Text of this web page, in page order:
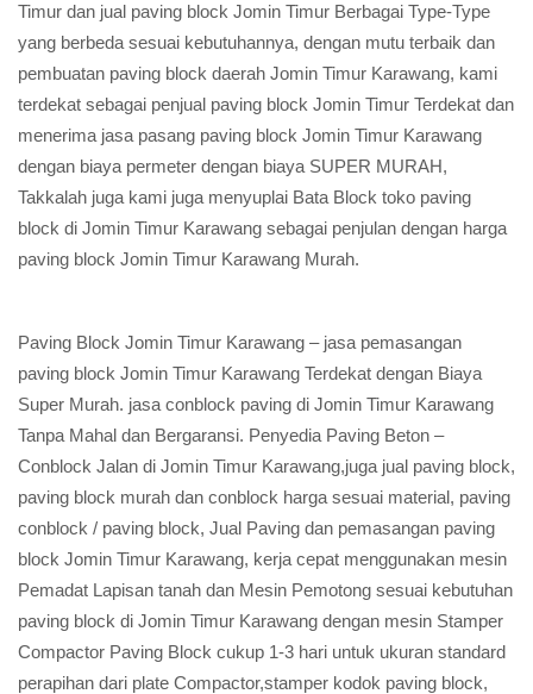
Timur dan jual paving block Jomin Timur Berbagai Type-Type
yang berbeda sesuai kebutuhannya, dengan mutu terbaik dan
pembuatan paving block daerah Jomin Timur Karawang, kami
terdekat sebagai penjual paving block Jomin Timur Terdekat dan
menerima jasa pasang paving block Jomin Timur Karawang
dengan biaya permeter dengan biaya SUPER MURAH,
Takkalah juga kami juga menyuplai Bata Block toko paving
block di Jomin Timur Karawang sebagai penjulan dengan harga
paving block Jomin Timur Karawang Murah.
Paving Block Jomin Timur Karawang – jasa pemasangan
paving block Jomin Timur Karawang Terdekat dengan Biaya
Super Murah. jasa conblock paving di Jomin Timur Karawang
Tanpa Mahal dan Bergaransi. Penyedia Paving Beton –
Conblock Jalan di Jomin Timur Karawang,juga jual paving block,
paving block murah dan conblock harga sesuai material, paving
conblock / paving block, Jual Paving dan pemasangan paving
block Jomin Timur Karawang, kerja cepat menggunakan mesin
Pemadat Lapisan tanah dan Mesin Pemotong sesuai kebutuhan
paving block di Jomin Timur Karawang dengan mesin Stamper
Compactor Paving Block cukup 1-3 hari untuk ukuran standard
perapihan dari plate Compactor,stamper kodok paving block,